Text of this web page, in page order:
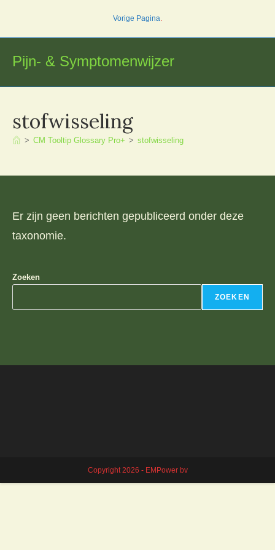
inhoud
Vorige Pagina.
Pijn- & Symptomenwijzer
stofwisseling
> CM Tooltip Glossary Pro+ > stofwisseling
Er zijn geen berichten gepubliceerd onder deze
taxonomie.
Zoeken
ZOEKEN
Copyright 2026 - EMPower bv